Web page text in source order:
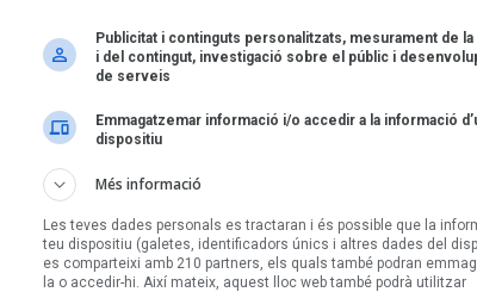
"Amb tu"
"Postlude
Goran
Publicitat i continguts personalitzats, mesurament de la
i del contingut, investigació sobre el públic i
de serveis
Emmagatzemar informació i/o accedir a la informació
dispositiu
Més informació
Les teves dades personals es tractaran i és possible que la
teu dispositiu (galetes, identificadors únics i altres dades del
es comparteixi amb 210 partners, els quals també podran
la o accedir-hi. Així mateix, aquest lloc web també podrà utilitzar